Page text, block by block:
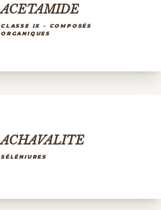
ACETAMIDE
CLASSE IX - COMPOSÉS
ORGANIQUES
ACHAVALITE
SÉLÉNIURES